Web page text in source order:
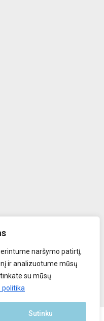
naršymo patirtį,
ir analizuotume mūsų
su mūsų
politika
Sutinku